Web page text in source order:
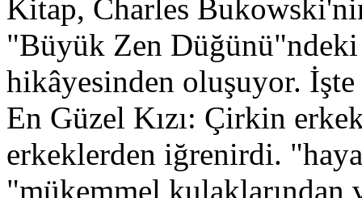
Kitap, Charles
"Büyük Zen
hikâyesinden oluşuyor.
En Güzel Kızı: Çirkin
erkeklerden iğrenirdi.
"mükemmel kulaklarından